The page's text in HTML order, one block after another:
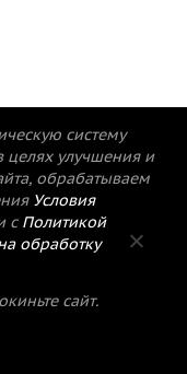
систему
целях улучшения и
обрабатываем
Условия
с Политикой
обработку
сайт.